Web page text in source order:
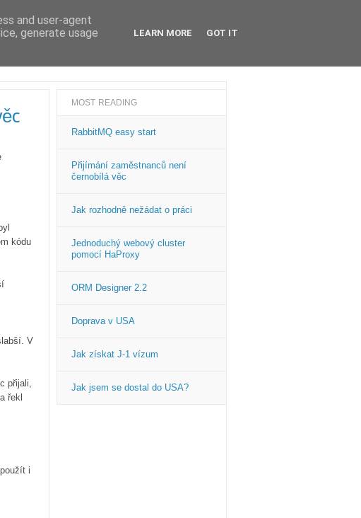
kódu
V
přijali,
řekl
i
MOST READING
RabbitMQ easy start
Přijímání zaměstnanců není
černobílá věc
Jak rozhodně nežádat o práci
Jednoduchý webový cluster
pomocí HaProxy
ORM Designer 2.2
Doprava v USA
Jak získat J-1 vízum
Jak jsem se dostal do USA?
and user-agent
generate usage
LEARN MORE GOT IT